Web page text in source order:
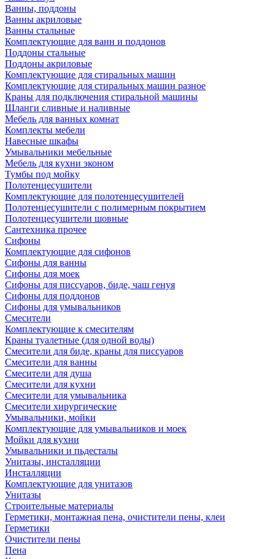
Ванны, поддоны
Ванны акриловые
Ванны стальные
Комплектующие для ванн и поддонов
Поддоны стальные
Поддоны акриловые
Комплектующие для стиральных машин
Комплектующие для стиральных машин разное
Краны для подключения стиральной машины
Шланги сливные и наливные
Мебель для ванных комнат
Комплекты мебели
Навесные шкафы
Умывальники мебельные
Мебель для кухни эконом
Тумбы под мойку
Полотенцесушители
Комплектующие для полотенцесушителей
Полотенцесушители с полимерным покрытием
Полотенцесушители шовные
Сантехника прочее
Сифоны
Комплектующие для сифонов
Сифоны для ванны
Сифоны для моек
Сифоны для писсуаров, биде, чаш генуя
Сифоны для поддонов
Сифоны для умывальников
Смесители
Комплектующие к смесителям
Краны туалетные (для одной воды)
Смесители для биде, краны для писсуаров
Смесители для ванны
Смесители для душа
Смесители для кухни
Смесители для умывальника
Смесители хирургические
Умывальники, мойки
Комплектующие для умывальников и моек
Мойки для кухни
Умывальники и пьдесталы
Унитазы, инсталляции
Инсталляции
Комплектующие для унитазов
Унитазы
Строительные материалы
Герметики, монтажная пена, очистители пены, клеи
Герметики
Очистители пены
Пена